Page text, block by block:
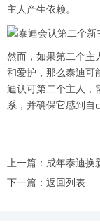
主人产生依赖。
然而，如果第二个主
和爱护，那么泰迪可
迪认可第二个主人，
系，并确保它感到自
上一篇： 成年泰迪换
下一篇： 返回列表